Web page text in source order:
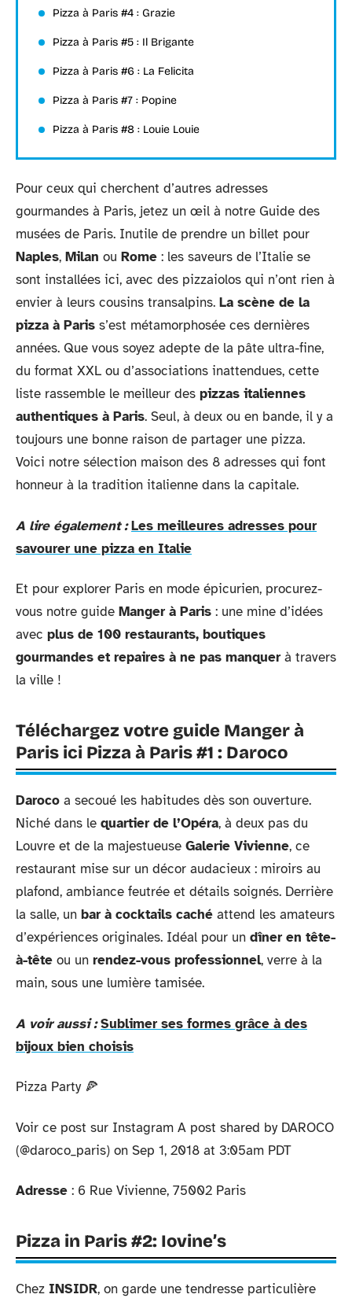
Pizza à Paris #4 : Grazie
Pizza à Paris #5 : Il Brigante
Pizza à Paris #6 : La Felicita
Pizza à Paris #7 : Popine
Pizza à Paris #8 : Louie Louie
Pour ceux qui cherchent d’autres adresses
gourmandes à Paris, jetez un œil à notre Guide des
musées de Paris. Inutile de prendre un billet pour
Naples, Milan ou Rome : les saveurs de l’Italie se
sont installées ici, avec des pizzaiolos qui n’ont rien à
envier à leurs cousins transalpins. La scène de la
pizza à Paris s’est métamorphosée ces dernières
années. Que vous soyez adepte de la pâte ultra-fine,
du format XXL ou d’associations inattendues, cette
liste rassemble le meilleur des pizzas italiennes
authentiques à Paris. Seul, à deux ou en bande, il y a
toujours une bonne raison de partager une pizza.
Voici notre sélection maison des 8 adresses qui font
honneur à la tradition italienne dans la capitale.
A lire également : Les meilleures adresses pour
savourer une pizza en Italie
Et pour explorer Paris en mode épicurien, procurez-
vous notre guide Manger à Paris : une mine d’idées
avec plus de 100 restaurants, boutiques
gourmandes et repaires à ne pas manquer à travers
la ville !
Téléchargez votre guide Manger à
Paris ici Pizza à Paris #1 : Daroco
Daroco a secoué les habitudes dès son ouverture.
Niché dans le quartier de l’Opéra, à deux pas du
Louvre et de la majestueuse Galerie Vivienne, ce
restaurant mise sur un décor audacieux : miroirs au
plafond, ambiance feutrée et détails soignés. Derrière
la salle, un bar à cocktails caché attend les amateurs
d’expériences originales. Idéal pour un dîner en tête-
à-tête ou un rendez-vous professionnel, verre à la
main, sous une lumière tamisée.
A voir aussi : Sublimer ses formes grâce à des
bijoux bien choisis
Pizza Party 🍕
Voir ce post sur Instagram A post shared by DAROCO
(@daroco_paris) on Sep 1, 2018 at 3:05am PDT
Adresse : 6 Rue Vivienne, 75002 Paris
Pizza in Paris #2: Iovine’s
Chez INSIDR, on garde une tendresse particulière